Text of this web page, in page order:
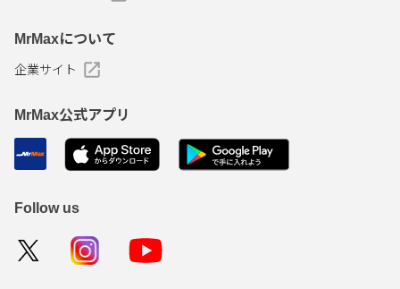
MrMaxについて
企業サイト
MrMax公式アプリ
Follow us